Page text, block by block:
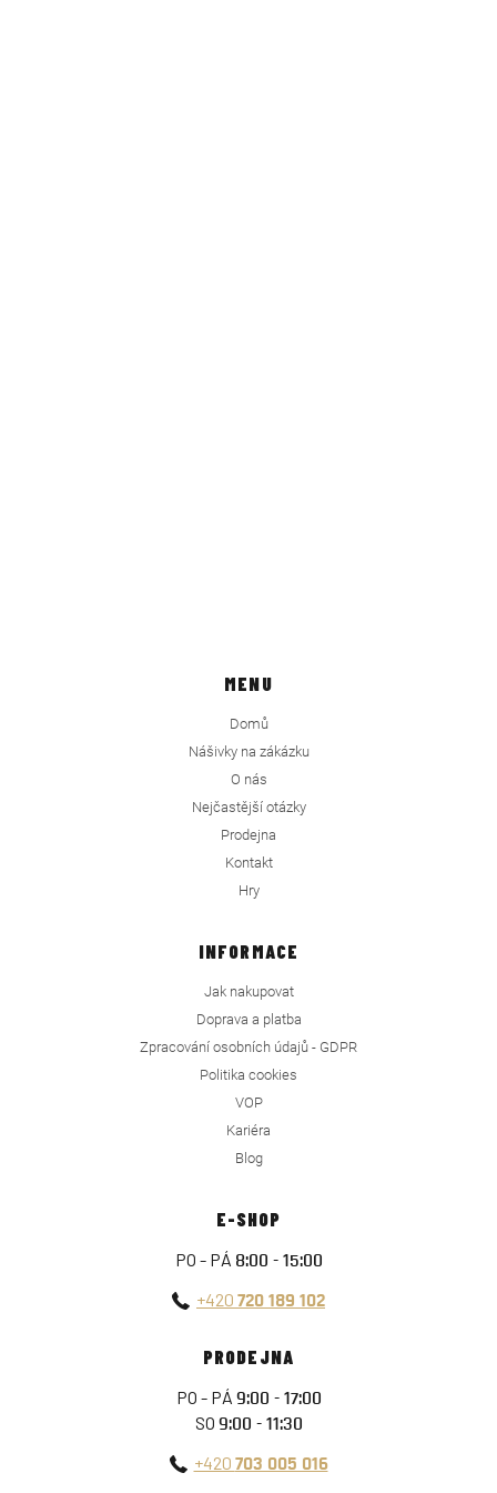
MENU
Domů
Nášivky na zákázku
O nás
Nejčastější otázky
Prodejna
Kontakt
Hry
INFORMACE
Jak nakupovat
Doprava a platba
Zpracování osobních údajů - GDPR
Politika cookies
VOP
Kariéra
Blog
E-SHOP
PO - PÁ 8:00 - 15:00
+420 720 189 102
PRODEJNA
PO - PÁ 9:00 - 17:00
SO 9:00 - 11:30
+420 703 005 016